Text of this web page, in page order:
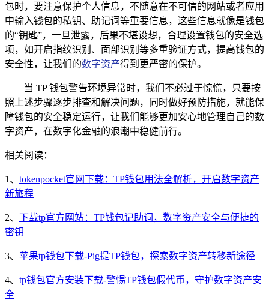
包时，要注意保护个人信息，不随意在不可信的网站或者应用
中输入钱包的私钥、助记词等重要信息，这些信息就像是钱包
的“钥匙”，一旦泄露，后果不堪设想，合理设置钱包的安全选
项，如开启指纹识别、面部识别等多重验证方式，提高钱包的
安全性，让我们的数字资产得到更严密的保护。
当 TP 钱包警告环境异常时，我们不必过于惊慌，只要按
照上述步骤逐步排查和解决问题，同时做好预防措施，就能保
障钱包的安全稳定运行，让我们能够更加安心地管理自己的数
字资产，在数字化金融的浪潮中稳健前行。
相关阅读：
1、 tokenpocket官网下载：TP钱包用法全解析，开启数字资产
新旅程
2、 下载tp官方网站：TP钱包记助词，数字资产安全与便捷的
密钥
3、 苹果tp钱包下载-Pig提TP钱包，探索数字资产转移新途径
4、 tp钱包官方安装下载-警惕TP钱包假代币，守护数字资产安
全